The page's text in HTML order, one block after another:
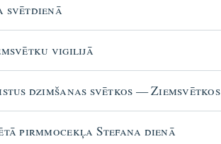
svētdienā
vigilijā
dzimšanas svētkos — Ziemsvētkos
pirmmocekļa Stefana dienā